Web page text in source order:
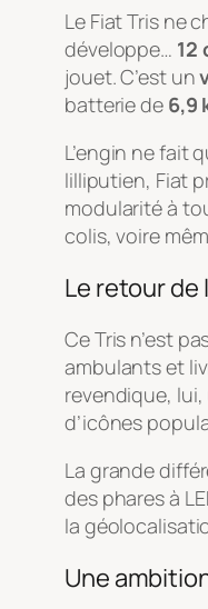
Le Fiat Tris ne
développe… 12
jouet. C’est un
batterie de 6,9
L’engin ne fait
lilliputien, Fiat
modularité à
colis, voire
Le retour de
Ce Tris n’est
ambulants et
revendique,
d’icônes
La grande
des phares à
la
Une